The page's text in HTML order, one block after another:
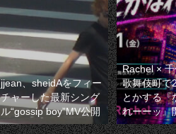
jjean、sheidAをフィー
チャーした最新シング
ル“gossip boy”MV公開
Rachel ×
歌舞伎町で
とかする『
れーーッ』